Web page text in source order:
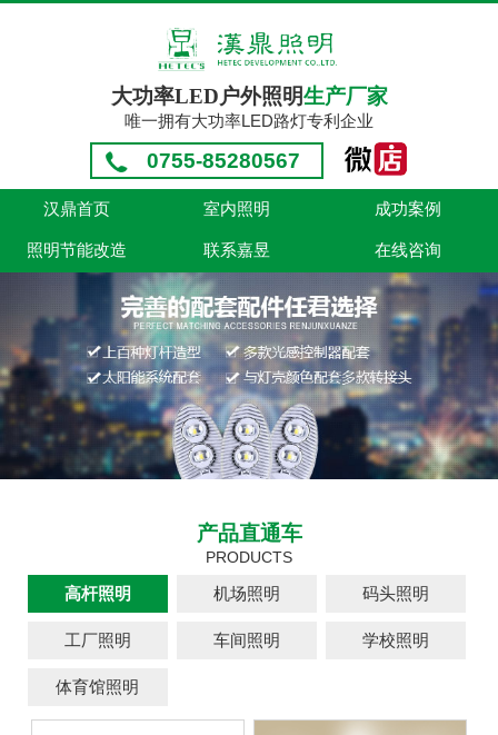
大功率LED户外照明生产厂家
唯一拥有大功率LED路灯专利企业
0755-85280567
汉鼎首页 室内照明 成功案例
照明节能改造 联系嘉昱 在线咨询
产品直通车
PRODUCTS
高杆照明 机场照明 码头照明
工厂照明 车间照明 学校照明
体育馆照明